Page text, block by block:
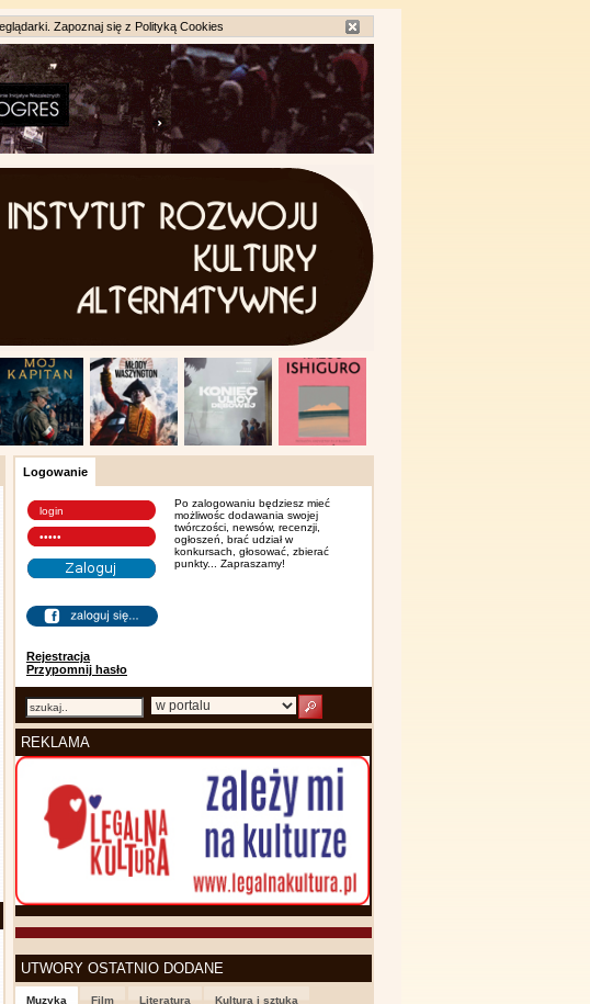
Zapoznaj się z Polityką Cookies
Logowanie
Rejestracja
Przypomnij hasło
Po zalogowaniu będziesz mieć
możliwośc dodawania swojej
twórczości, newsów, recenzji,
ogłoszeń, brać udział w
konkursach, głosować, zbierać
punkty... Zapraszamy!
REKLAMA
UTWORY OSTATNIO DODANE
Muzyka Film Literatura Kultura i sztuka